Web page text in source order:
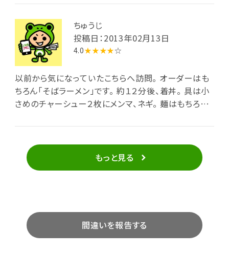
とした味ですが､鰹節の甘みもきいたコクの深い味わ
いです｡ 麺は打ち立ての麺で､青竹で打たれた麺は柔
らかく､スープとの相性も抜群｡ チャーシューは2枚で､
非常に柔らかく箸で簡単に崩せますし味もちょうどいい
です｡ メンマはそばつゆで煮込んだもので､甘い味で美
す｡
ちゅうじ
投稿日：2013年02月13日
4.0★★★★☆
以前から気になっていたこちらへ訪問。 オーダーはも
ちろん「そばラーメン」です。 約１２分後、着丼。 具は小
さめのチャーシュー２枚にメンマ、ネギ。 麺はもちろん
ンでは味わえない、のどごしのザラザラ感。 心地良いで
ざった感じ。 これはうまい。 うまい＋おもしろい味で、
非常に美味しかったです。 連れが頼んだ盛りそば７００
もっと見る
間違いを報告する